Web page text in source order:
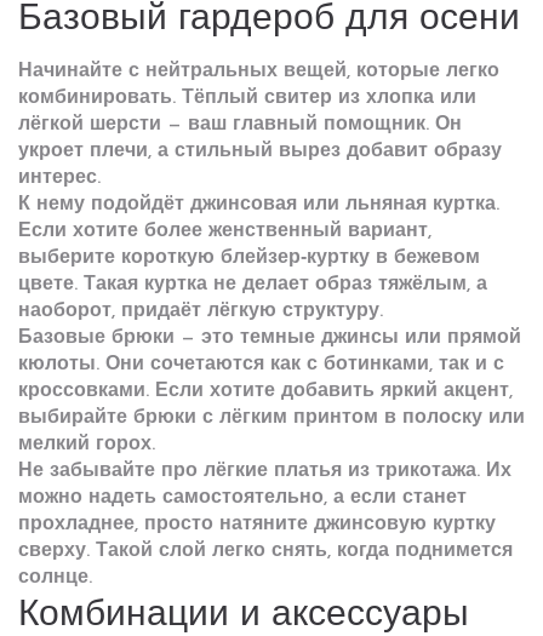
Базовый гардероб для осени
Начинайте с нейтральных вещей, которые легко
комбинировать. Тёплый свитер из хлопка или
лёгкой шерсти — ваш главный помощник. Он
укроет плечи, а стильный вырез добавит образу
интерес.
К нему подойдёт джинсовая или льняная куртка.
Если хотите более женственный вариант,
выберите короткую блейзер‑куртку в бежевом
цвете. Такая куртка не делает образ тяжёлым, а
наоборот, придаёт лёгкую структуру.
Базовые брюки — это темные джинсы или прямой
кюлоты. Они сочетаются как с ботинками, так и с
кроссовками. Если хотите добавить яркий акцент,
выбирайте брюки с лёгким принтом в полоску или
мелкий горох.
Не забывайте про лёгкие платья из трикотажа. Их
можно надеть самостоятельно, а если станет
прохладнее, просто натяните джинсовую куртку
сверху. Такой слой легко снять, когда поднимется
солнце.
Комбинации и аксессуары